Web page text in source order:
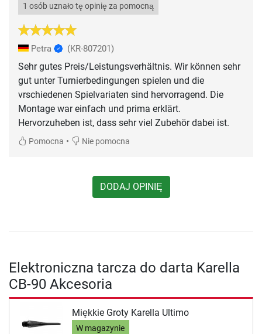
1 osób uznało tę opinię za pomocną
Petra (KR-807201)
Sehr gutes Preis/Leistungsverhältnis. Wir können sehr
gut unter Turnierbedingungen spielen und die
vrschiedenen Spielvariaten sind hervorragend. Die
Montage war einfach und prima erklärt.
Hervorzuheben ist, dass sehr viel Zubehör dabei ist.
Pomocna • Nie pomocna
DODAJ OPINIĘ
Elektroniczna tarcza do darta Karella
CB-90 Akcesoria
Miękkie Groty Karella Ultimo
W magazynie